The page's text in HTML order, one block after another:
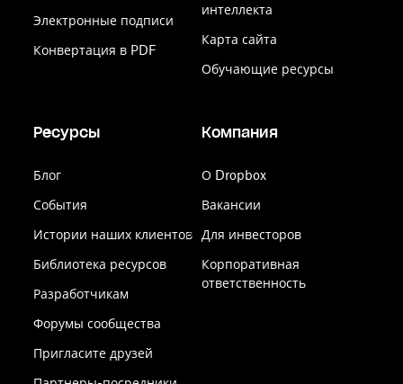
Электронные подписи
Конвертация в PDF
интеллекта
Карта сайта
Обучающие ресурсы
Ресурсы
Блог
События
Истории наших клиентов
Библиотека ресурсов
Разработчикам
Форумы сообщества
Пригласите друзей
Компания
О Dropbox
Вакансии
Для инвесторов
Корпоративная
ответственность